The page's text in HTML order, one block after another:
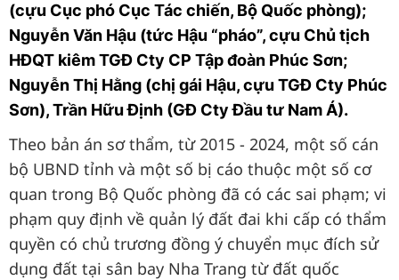
(cựu Cục phó Cục Tác chiến, Bộ Quốc phòng);
Nguyễn Văn Hậu (tức Hậu “pháo”, cựu Chủ tịch
HĐQT kiêm TGĐ Cty CP Tập đoàn Phúc Sơn;
Nguyễn Thị Hằng (chị gái Hậu, cựu TGĐ Cty Phúc
Sơn), Trần Hữu Định (GĐ Cty Đầu tư Nam Á).
Theo bản án sơ thẩm, từ 2015 - 2024, một số cán
bộ UBND tỉnh và một số bị cáo thuộc một số cơ
quan trong Bộ Quốc phòng đã có các sai phạm; vi
phạm quy định về quản lý đất đai khi cấp có thẩm
quyền có chủ trương đồng ý chuyển mục đích sử
dụng đất tại sân bay Nha Trang từ đất quốc